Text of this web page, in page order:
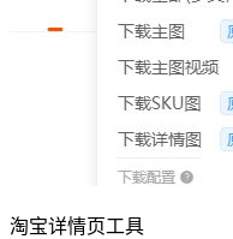
淘宝详情页工具